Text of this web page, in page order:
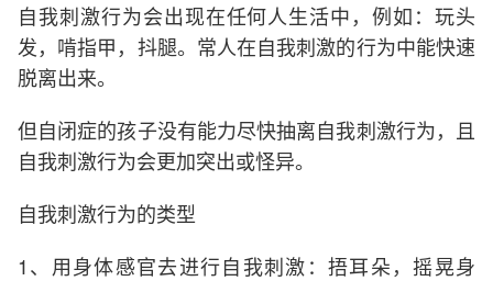
自我刺激行为会出现在任何人生活中，例如：玩头
发，啃指甲，抖腿。常人在自我刺激的行为中能快速
脱离出来。
但自闭症的孩子没有能力尽快抽离自我刺激行为，且
自我刺激行为会更加突出或怪异。
自我刺激行为的类型
1、用身体感官去进行自我刺激：捂耳朵，摇晃身